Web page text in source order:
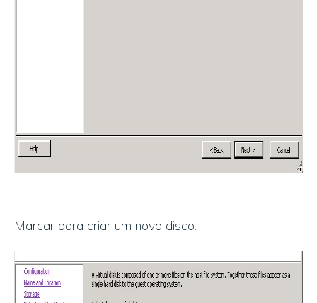
Marcar para criar um novo disco: